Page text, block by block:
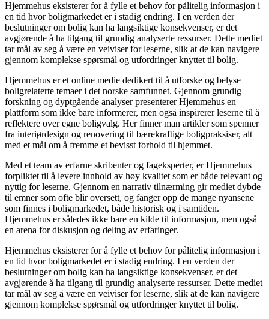
Hjemmehus eksisterer for å fylle et behov for pålitelig informasjon i
en tid hvor boligmarkedet er i stadig endring. I en verden der
beslutninger om bolig kan ha langsiktige konsekvenser, er det
avgjørende å ha tilgang til grundig analyserte ressurser. Dette mediet
tar mål av seg å være en veiviser for leserne, slik at de kan navigere
gjennom komplekse spørsmål og utfordringer knyttet til bolig.
Hjemmehus er et online medie dedikert til å utforske og belyse
boligrelaterte temaer i det norske samfunnet. Gjennom grundig
forskning og dyptgående analyser presenterer Hjemmehus en
plattform som ikke bare informerer, men også inspirerer leserne til å
reflektere over egne boligvalg. Her finner man artikler som spenner
fra interiørdesign og renovering til bærekraftige boligpraksiser, alt
med et mål om å fremme et bevisst forhold til hjemmet.
Med et team av erfarne skribenter og fageksperter, er Hjemmehus
forpliktet til å levere innhold av høy kvalitet som er både relevant og
nyttig for leserne. Gjennom en narrativ tilnærming gir mediet dybde
til emner som ofte blir oversett, og fanger opp de mange nyansene
som finnes i boligmarkedet, både historisk og i samtiden.
Hjemmehus er således ikke bare en kilde til informasjon, men også
en arena for diskusjon og deling av erfaringer.
Hjemmehus eksisterer for å fylle et behov for pålitelig informasjon i
en tid hvor boligmarkedet er i stadig endring. I en verden der
beslutninger om bolig kan ha langsiktige konsekvenser, er det
avgjørende å ha tilgang til grundig analyserte ressurser. Dette mediet
tar mål av seg å være en veiviser for leserne, slik at de kan navigere
gjennom komplekse spørsmål og utfordringer knyttet til bolig.